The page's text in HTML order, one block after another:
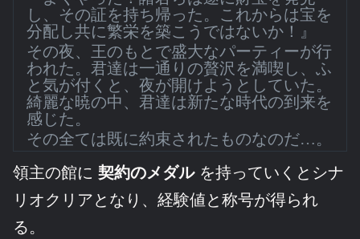
し、その証を持ち帰った。これからは宝を
分配し共に繁栄を築こうではないか！』
その夜、王のもとで盛大なパーティーが行
われた。君達は一通りの贅沢を満喫し、ふ
と気が付くと、夜が開けようとしていた。
綺麗な暁の中、君達は新たな時代の到来を
感じた。
その全ては既に約束されたものなのだ…。
領主の館に 契約のメダルを持っていくとシナ
リオクリアとなり、経験値と称号が得られ
る。